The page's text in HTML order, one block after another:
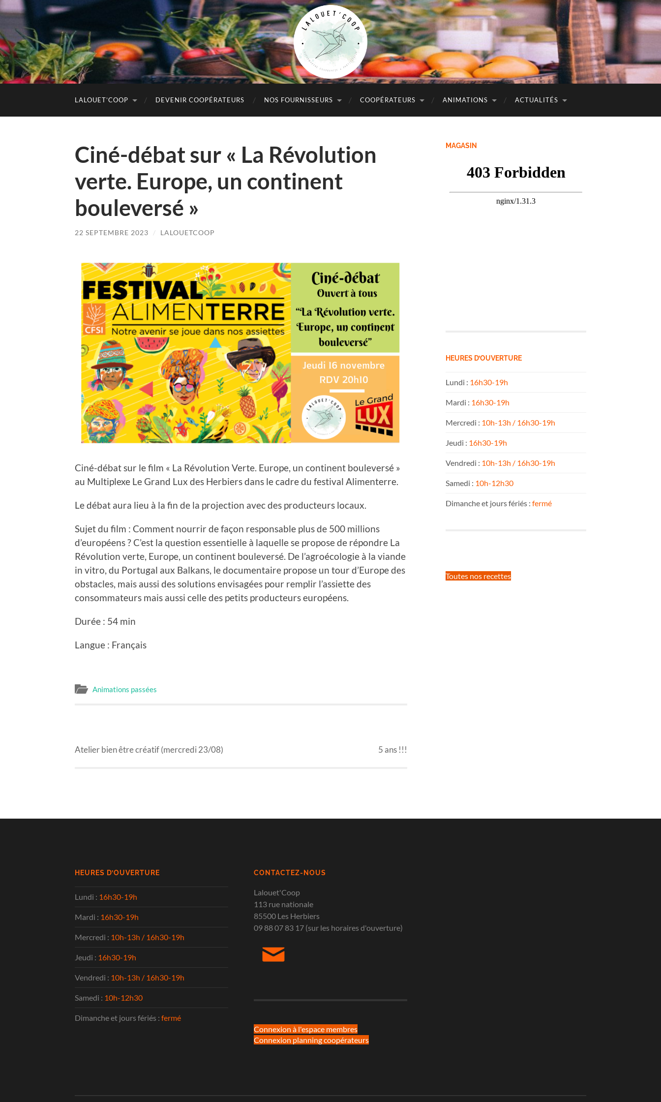
Lalouet'Coop
LALOUET’COOP DEVENIR COOPÉRATEURS NOS FOURNISSEURS COOPÉRATEURS ANIMATIONS ACTUALITÉS
Ciné-débat sur « La Révolution
verte. Europe, un continent
bouleversé »
22 SEPTEMBRE 2023 / LALOUETCOOP
Ciné-débat sur le film « La Révolution Verte. Europe, un continent bouleversé »
au Multiplexe Le Grand Lux des Herbiers dans le cadre du festival Alimenterre.
Le débat aura lieu à la fin de la projection avec des producteurs locaux.
Sujet du film : Comment nourrir de façon responsable plus de 500 millions
d’européens ? C’est la question essentielle à laquelle se propose de répondre La
Révolution verte, Europe, un continent bouleversé. De l’agroécologie à la viande
in vitro, du Portugal aux Balkans, le documentaire propose un tour d’Europe des
obstacles, mais aussi des solutions envisagées pour remplir l’assiette des
consommateurs mais aussi celle des petits producteurs européens.
Durée : 54 min
Langue : Français
Animations passées
Atelier bien être créatif (mercredi 23/08) 5 ans !!!
MAGASIN
HEURES D’OUVERTURE
Lundi : 16h30-19h
Mardi : 16h30-19h
Mercredi : 10h-13h / 16h30-19h
Jeudi : 16h30-19h
Vendredi : 10h-13h / 16h30-19h
Samedi : 10h-12h30
Dimanche et jours fériés : fermé
Toutes nos recettes
HEURES D’OUVERTURE
Lundi : 16h30-19h
Mardi : 16h30-19h
Mercredi : 10h-13h / 16h30-19h
Jeudi : 16h30-19h
Vendredi : 10h-13h / 16h30-19h
Samedi : 10h-12h30
Dimanche et jours fériés : fermé
CONTACTEZ-NOUS
Lalouet'Coop
113 rue nationale
85500 Les Herbiers
09 88 07 83 17 (sur les horaires d'ouverture)
Connexion à l'espace membres
Connexion planning coopérateurs